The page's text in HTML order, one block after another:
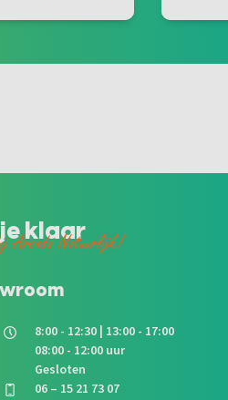
klaar
Arends Natuurlijk!
8:00 - 12:30 | 13:00 - 17:00
08:00 - 12:00 uur
Gesloten
06 – 15 21 73 07